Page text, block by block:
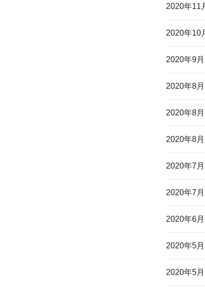
2020年11
2020年10
2020年9
2020年8
2020年8
2020年8
2020年7
2020年7
2020年6
2020年5
2020年5